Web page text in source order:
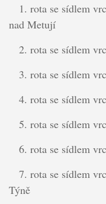
1. rota se sídlem
nad Metují
2. rota se sídlem
3. rota se sídlem
4. rota se sídlem
5. rota se sídlem
6. rota se sídlem
7. rota se sídlem
Týně